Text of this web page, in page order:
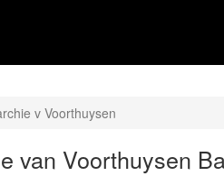
v Voorthuysen
van Voorthuysen